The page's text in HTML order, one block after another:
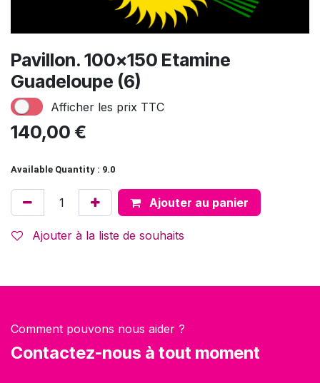
Pavillon. 100x150 Etamine
Guadeloupe (6)
Afficher les prix TTC
140,00 €
Available Quantity : 9.0
Ajouter au panier
Ajouter à la liste de souhaits
Comment pouvons nous aider ?
Contactez-nous à tout moment